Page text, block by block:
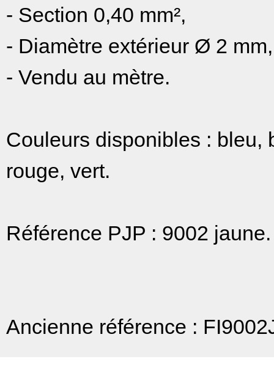
- Section 0,40 mm²,
- Diamètre extérieur Ø 2 mm,
- Vendu au mètre.
Couleurs disponibles : bleu,
rouge, vert.
Référence PJP : 9002 jaune.
Ancienne référence :